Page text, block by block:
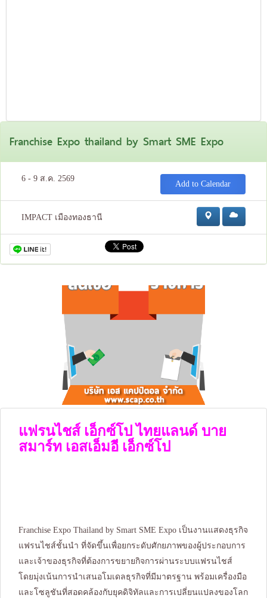
Franchise Expo thailand by Smart SME Expo
6 - 9 ส.ค. 2569
Add to Calendar
IMPACT เมืองทองธานี
แฟรนไชส์ เอ็กซ์โป ไทยแลนด์ บาย
สมาร์ท เอสเอ็มอี เอ็กซ์โป
Franchise Expo Thailand by Smart SME Expo เป็นงานแสดงธุรกิจ
แฟรนไชส์ชั้นนำ ที่จัดขึ้นเพื่อยกระดับศักยภาพของผู้ประกอบการ
และเจ้าของธุรกิจที่ต้องการขยายกิจการผ่านระบบแฟรนไชส์
โดยมุ่งเน้นการนำเสนอโมเดลธุรกิจที่มีมาตรฐาน พร้อมเครื่องมือ
และโซลูชันที่สอดคล้องกับยุคดิจิทัลและการเปลี่ยนแปลงของโลก